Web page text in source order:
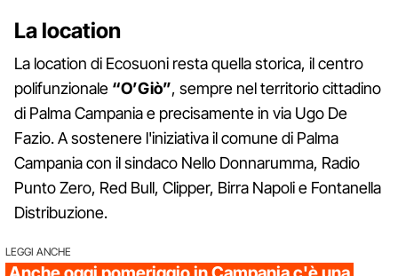
La location
La location di Ecosuoni resta quella storica, il centro
polifunzionale “O’Giò”, sempre nel territorio cittadino
di Palma Campania e precisamente in via Ugo De
Fazio. A sostenere l'iniziativa il comune di Palma
Campania con il sindaco Nello Donnarumma, Radio
Punto Zero, Red Bull, Clipper, Birra Napoli e Fontanella
Distribuzione.
LEGGI ANCHE